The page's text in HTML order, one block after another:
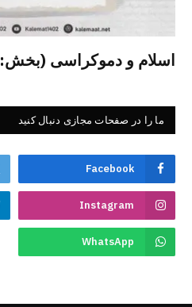
اسلام و دموکراسی (بخش: ۸)
ما را در صفحات مجازی دنبال کنید
Facebook
Instagram
WhatsApp